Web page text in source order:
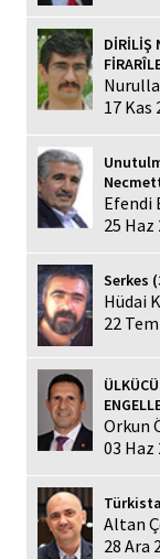
DİRİLİŞ
17 Kas
Efendi
25 Haz
Serkes
Hüdai
22
Orkun
03 Haz
Altan
28 Ara